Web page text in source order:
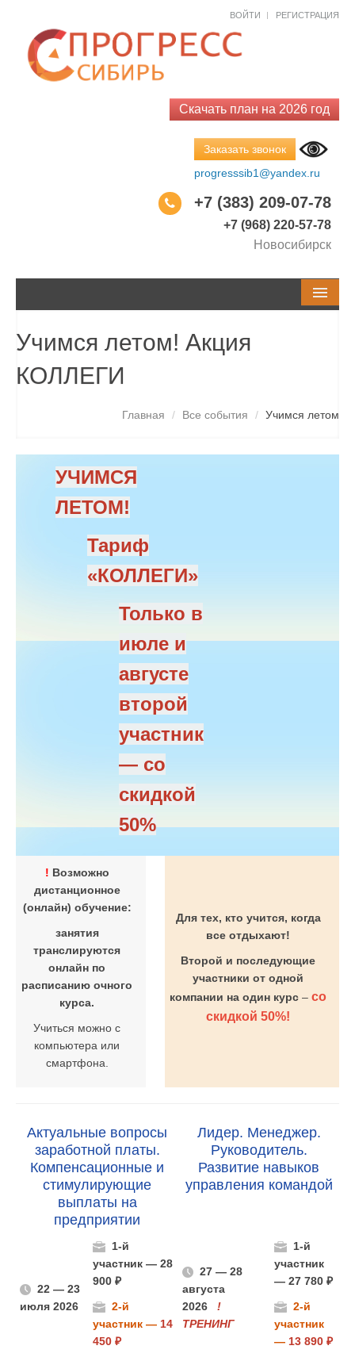
ВОЙТИ РЕГИСТРАЦИЯ
Скачать план на 2026 год
Заказать звонок
progresssib1@yandex.ru
+7 (383) 209-07-78
+7 (968) 220-57-78
Новосибирск
ПОИСК
Учимся летом! Акция
КОЛЛЕГИ
Главная / Все события / Учимся летом
УЧИМСЯ
ЛЕТОМ!
Тариф
«КОЛЛЕГИ»
Только в
июле и
августе
второй
участник
— со
скидкой
50%
! Возможно
дистанционное
(онлайн) обучение:
занятия
транслируются
онлайн по
расписанию очного
курса.
Учиться можно с
компьютера или
смартфона.
Для тех, кто учится, когда
все отдыхают!
Второй и последующие
участники от одной
компании на один курс– со
скидкой 50%!
Актуальные вопросы
заработной платы.
Компенсационные и
стимулирующие
выплаты на
предприятии
Лидер. Менеджер.
Руководитель.
Развитие навыков
управления командой
22 — 23
июля 2026
1-й
участник — 28
900 ₽
2-й
участник — 14
450 ₽
27 — 28
августа
2026 !
ТРЕНИНГ
1-й
участник
— 27 780 ₽
2-й
участник
— 13 890 ₽
Email*
Закрыть
Код города
Закрыть